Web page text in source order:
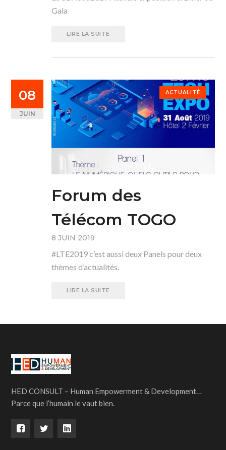
Gala
LIRE LA SUITE
08
JUIN
ACTUALITÉ
Forum des
Télécom TOGO
8 JUIN 2019
#LTE2019 c’est aussi deux Panels pour deux
thèmes d’actualités.
LIRE LA SUITE
HED CONSULT – Human Empowerment & Development…
Parce que l’humain le vaut bien.